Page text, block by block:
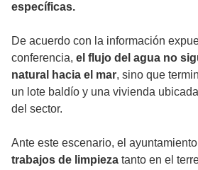
específicas.
De acuerdo con la información
conferencia, el flujo del agua no
natural hacia el mar, sino que
un lote baldío y una vivienda
del sector.
Ante este escenario, el
trabajos de limpieza tanto en el